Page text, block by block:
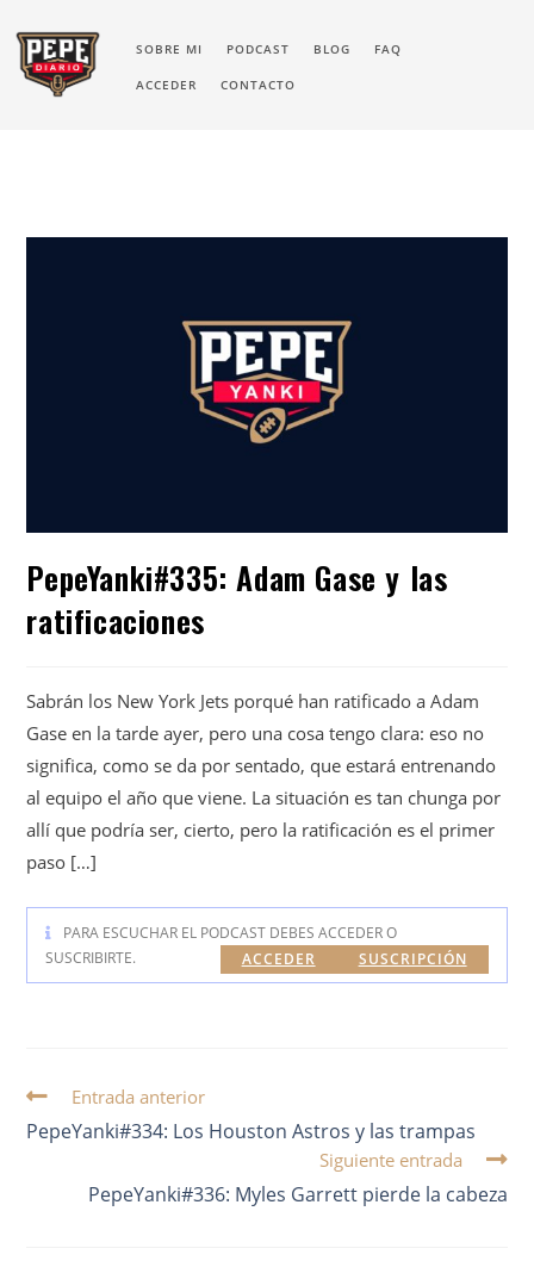
SOBRE MI PODCAST BLOG FAQ
ACCEDER CONTACTO
PepeYanki#335: Adam Gase y las
ratificaciones
Sabrán los New York Jets porqué han ratificado a Adam
Gase en la tarde ayer, pero una cosa tengo clara: eso no
significa, como se da por sentado, que estará entrenando
al equipo el año que viene. La situación es tan chunga por
allí que podría ser, cierto, pero la ratificación es el primer
paso […]
PARA ESCUCHAR EL PODCAST DEBES ACCEDER O
SUSCRIBIRTE.
SUSCRIPCIÓN
ACCEDER
Entrada anterior
PepeYanki#334: Los Houston Astros y las trampas
Siguiente entrada
PepeYanki#336: Myles Garrett pierde la cabeza